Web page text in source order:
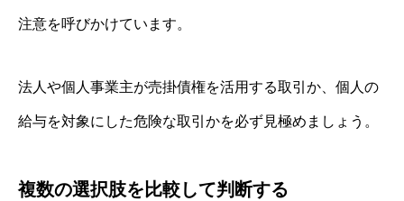
注意を呼びかけています。
法人や個人事業主が売掛債権を活用する取引か、個人の
給与を対象にした危険な取引かを必ず見極めましょう。
複数の選択肢を比較して判断する